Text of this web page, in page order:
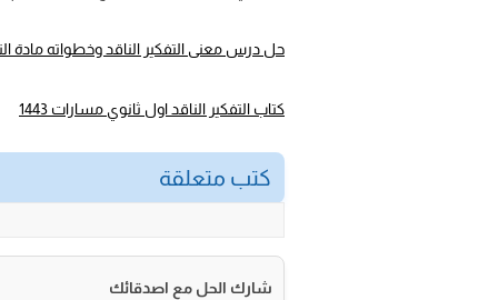
حل درس معنى التفكير الناقد وخطواته مادة
كتاب التفكير الناقد اول ثانوي مسارات 1443
كتب متعلقة
شارك الحل مع اصدقائك